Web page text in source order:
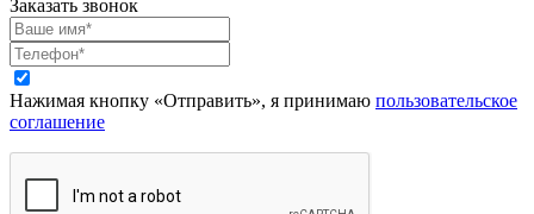
Заказать звонок
Нажимая кнопку «Отправить», я принимаю пользовательское
соглашение